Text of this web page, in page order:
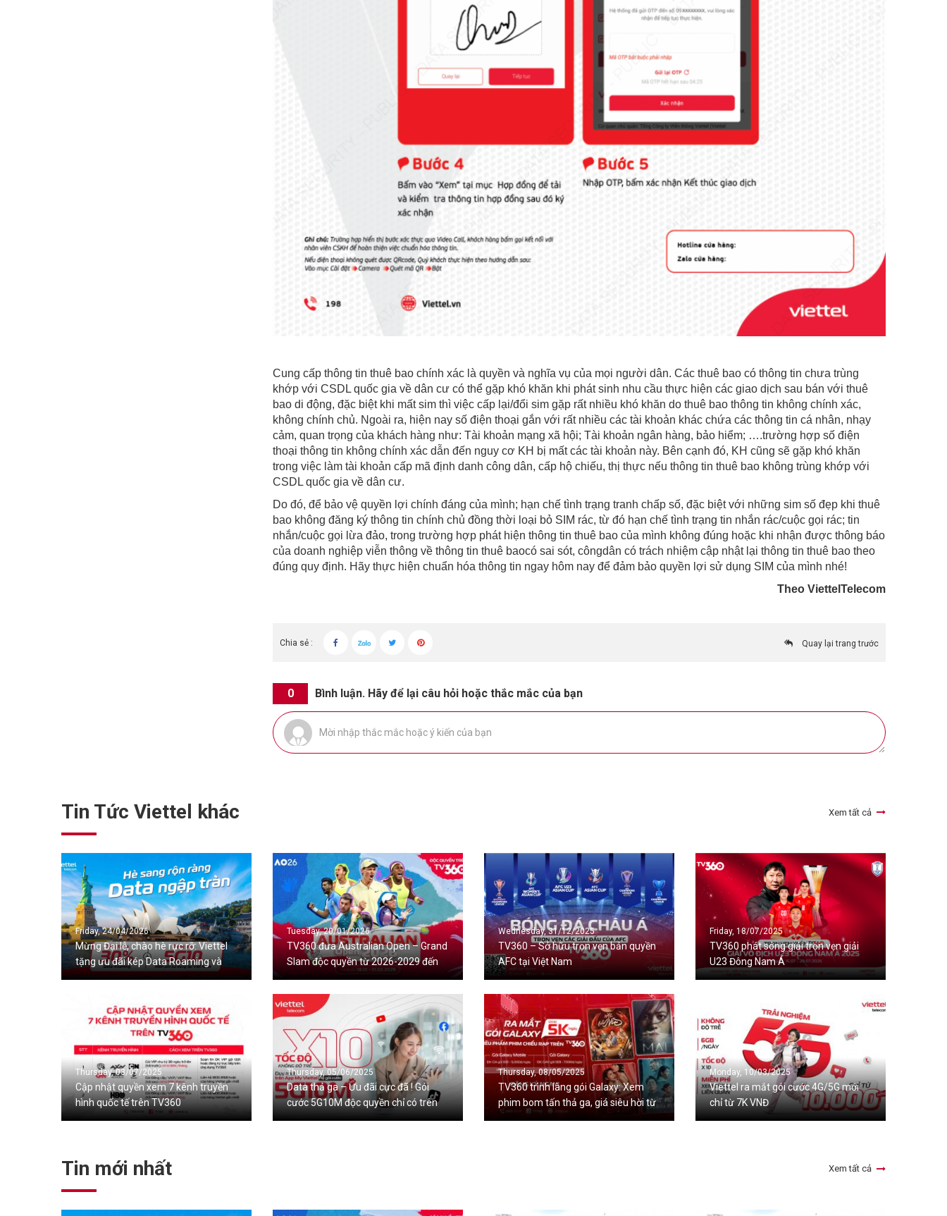
Cung cấp thông tin thuê bao chính xác là quyền và nghĩa vụ của mọi người dân. Các thuê bao có thông tin chưa trùng
khớp với CSDL quốc gia về dân cư có thể gặp khó khăn khi phát sinh nhu cầu thực hiện các giao dịch sau bán với thuê
bao di động, đặc biệt khi mất sim thì việc cấp lại/đổi sim gặp rất nhiều khó khăn do thuê bao thông tin không chính xác,
không chính chủ. Ngoài ra, hiện nay số điện thoại gắn với rất nhiều các tài khoản khác chứa các thông tin cá nhân, nhạy
cảm, quan trọng của khách hàng như: Tài khoản mạng xã hội; Tài khoản ngân hàng, bảo hiểm; ….trường hợp số điện
thoại thông tin không chính xác dẫn đến nguy cơ KH bị mất các tài khoản này. Bên cạnh đó, KH cũng sẽ gặp khó khăn
trong việc làm tài khoản cấp mã định danh công dân, cấp hộ chiếu, thị thực nếu thông tin thuê bao không trùng khớp với
CSDL quốc gia về dân cư.
Do đó, để bảo vệ quyền lợi chính đáng của mình; hạn chế tình trạng tranh chấp số, đặc biệt với những sim số đẹp khi thuê
bao không đăng ký thông tin chính chủ đồng thời loại bỏ SIM rác, từ đó hạn chế tình trạng tin nhắn rác/cuộc gọi rác; tin
nhắn/cuộc gọi lừa đảo, trong trường hợp phát hiện thông tin thuê bao của mình không đúng hoặc khi nhận được thông báo
của doanh nghiệp viễn thông về thông tin thuê baocó sai sót, côngdân có trách nhiệm cập nhật lại thông tin thuê bao theo
đúng quy định. Hãy thực hiện chuẩn hóa thông tin ngay hôm nay để đảm bảo quyền lợi sử dụng SIM của mình nhé!
Theo ViettelTelecom
Chia sẻ : Quay lại trang trước
0 Bình luận. Hãy để lại câu hỏi hoặc thắc mắc của bạn
Tin Tức Viettel khác Xem tất cả
Friday, 24/04/2026
Mừng Đại lễ, chào hè rực rỡ: Viettel
tặng ưu đãi kép Data Roaming và
Data 5G trong nước
Tuesday, 20/01/2026
TV360 đưa Australian Open – Grand
Slam độc quyền từ 2026-2029 đến
với khán giả Việt
Wednesday, 31/12/2025
TV360 – Sở hữu trọn vẹn bản quyền
AFC tại Việt Nam
Friday, 18/07/2025
TV360 phát sóng giải trọn vẹn giải
U23 Đông Nam Á
Thursday, 03/07/2025
Cập nhật quyền xem 7 kênh truyền
hình quốc tế trên TV360
Thursday, 05/06/2025
Data thả ga – Ưu đãi cực đã ! Gói
cước 5G10M độc quyền chỉ có trên
Thursday, 08/05/2025
TV360 trình làng gói Galaxy: Xem
phim bom tấn thả ga, giá siêu hời từ
Monday, 10/03/2025
Viettel ra mắt gói cước 4G/5G mới
chỉ từ 7K VNĐ
Tin mới nhất Xem tất cả